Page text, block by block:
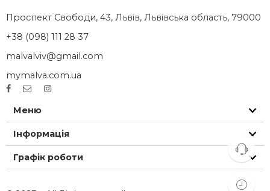
Проспект Свободи, 43, Львів, Львівська область, 79000
+38 (098) 111 28 37
malvalviv@gmail.com
mymalva.com.ua
Меню
Інформація
Графік роботи